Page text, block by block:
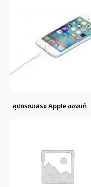
อุปกรณ์เสริม Apple ของแท้